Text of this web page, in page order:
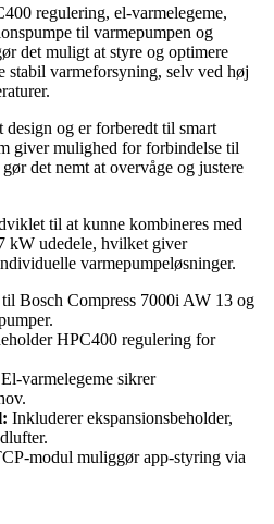
regulering, el-varmelegeme,
til varmepumpen og
det muligt at styre og optimere
stabil varmeforsyning, selv ved høj
og er forberedt til smart
giver mulighed for forbindelse til
det nemt at overvåge og justere
til at kunne kombineres med
kW udedele, hvilket giver
varmepumpeløsninger.
til Bosch Compress 7000i AW 13 og
HPC400 regulering for
El-varmelegeme sikrer
Inkluderer ekspansionsbeholder,
modul muliggør app-styring via